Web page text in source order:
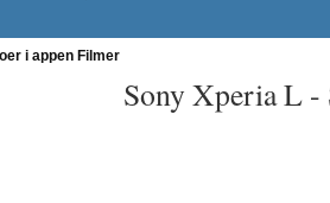
i appen Filmer
Sony Xperia L -